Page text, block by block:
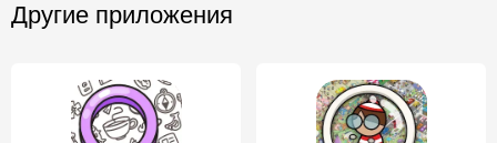
Другие приложения